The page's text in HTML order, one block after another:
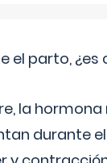
el parto, ¿es
la
durante